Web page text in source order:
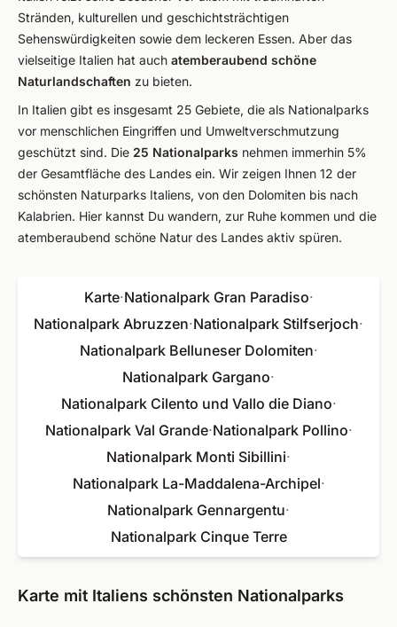
Stränden, kulturellen und geschichtsträchtigen
Sehenswürdigkeiten sowie dem leckeren Essen. Aber das
vielseitige Italien hat auch atemberaubend schöne
Naturlandschaften zu bieten.
In Italien gibt es insgesamt 25 Gebiete, die als Nationalparks
vor menschlichen Eingriffen und Umweltverschmutzung
geschützt sind. Die 25 Nationalparks nehmen immerhin 5%
der Gesamtfläche des Landes ein. Wir zeigen Ihnen 12 der
schönsten Naturparks Italiens, von den Dolomiten bis nach
Kalabrien. Hier kannst Du wandern, zur Ruhe kommen und die
atemberaubend schöne Natur des Landes aktiv spüren.
Karte·Nationalpark Gran Paradiso·
Nationalpark Abruzzen·Nationalpark Stilfserjoch·
Nationalpark Belluneser Dolomiten·
Nationalpark Gargano·
Nationalpark Cilento und Vallo die Diano·
Nationalpark Val Grande·Nationalpark Pollino·
Nationalpark Monti Sibillini·
Nationalpark La-Maddalena-Archipel·
Nationalpark Gennargentu·
Nationalpark Cinque Terre
Karte mit Italiens schönsten Nationalparks